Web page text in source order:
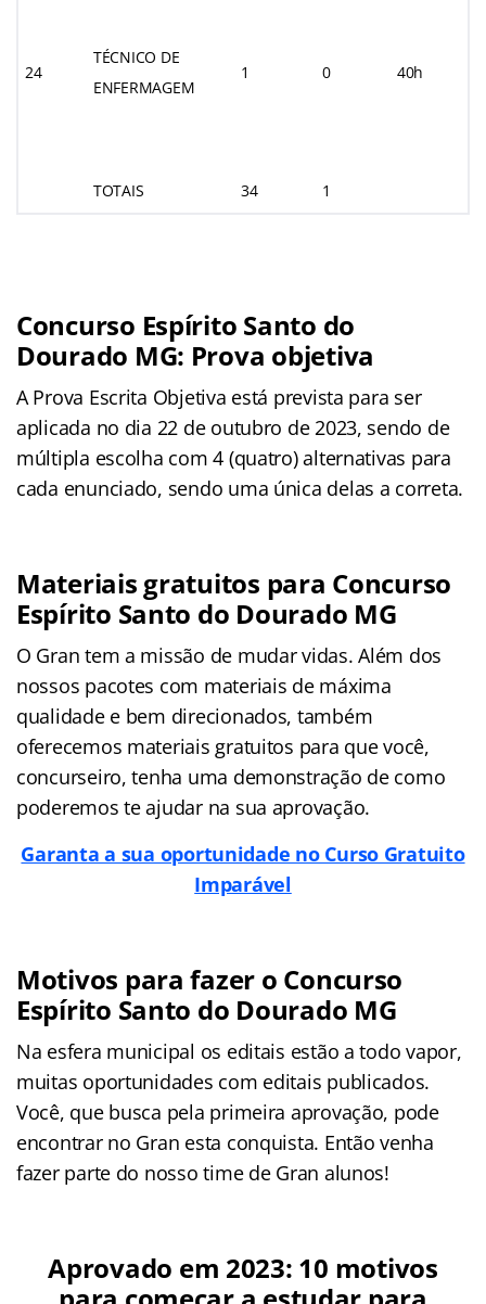
24
TÉCNICO DE
ENFERMAGEM
1 0 40h
TOTAIS 34 1
Concurso Espírito Santo do
Dourado MG: Prova objetiva
A Prova Escrita Objetiva está prevista para ser
aplicada no dia 22 de outubro de 2023, sendo de
múltipla escolha com 4 (quatro) alternativas para
cada enunciado, sendo uma única delas a correta.
Materiais gratuitos para Concurso
Espírito Santo do Dourado MG
O Gran tem a missão de mudar vidas. Além dos
nossos pacotes com materiais de máxima
qualidade e bem direcionados, também
oferecemos materiais gratuitos para que você,
concurseiro, tenha uma demonstração de como
poderemos te ajudar na sua aprovação.
Garanta a sua oportunidade no Curso Gratuito
Imparável
Motivos para fazer o Concurso
Espírito Santo do Dourado MG
Na esfera municipal os editais estão a todo vapor,
muitas oportunidades com editais publicados.
Você, que busca pela primeira aprovação, pode
encontrar no Gran esta conquista. Então venha
fazer parte do nosso time de Gran alunos!
Aprovado em 2023: 10 motivos